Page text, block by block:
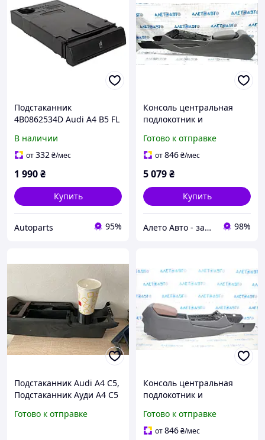
Подстаканник
4B0862534D Audi A4 B5 FL
напитков
В наличии
от332₴/мес
1 990₴
Купить
Autoparts 95%
Консоль центральная
подлокотник и
18-19 кожа серая, под
чистку 8W0864207HQW6
Готово к отправке
от846₴/мес
5 079₴
Купить
Алето Авто - запчасти на авто из США 98%
Подстаканник Audi A4 C5,
Подстаканник Ауди А4 С5
Готово к отправке
Консоль центральная
подлокотник и
80A 18-20 черн,
коричневый подлокотник
Готово к отправке
от846₴/мес